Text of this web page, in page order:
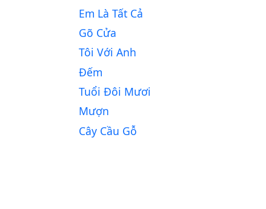
Em Là Tất Cả
Gõ Cửa
Tôi Với Anh
Đếm
Tuổi Đôi Mươi
Mượn
Cây Cầu Gỗ